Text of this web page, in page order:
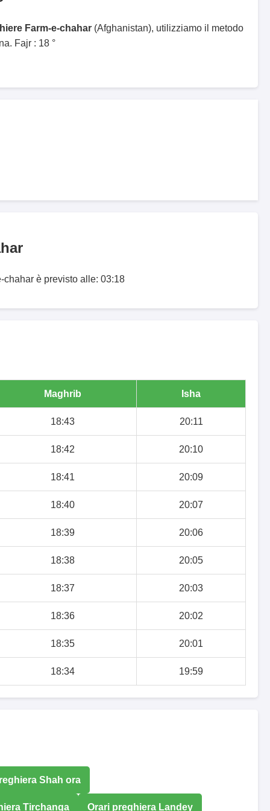
Farm-e-chahar (Afghanistan), utilizziamo il metodo
Fajr : 18 °
è previsto alle: 03:18
Maghrib Isha
18:43 20:11
18:42 20:10
18:41 20:09
18:40 20:07
18:39 20:06
18:38 20:05
18:37 20:03
18:36 20:02
18:35 20:01
18:34 19:59
Shah ora
Tirchanga Orari preghiera Landey